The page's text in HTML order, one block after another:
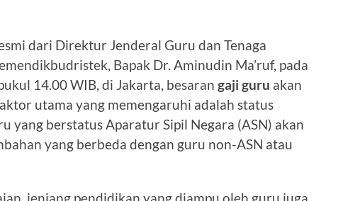
dari Direktur Jenderal Guru dan Tenaga
Bapak Dr. Aminudin Ma’ruf, pada
14.00 WIB, di Jakarta, besaran gaji guru akan
utama yang memengaruhi adalah status
yang berstatus Aparatur Sipil Negara (ASN) akan
yang berbeda dengan guru non-ASN atau
jenjang pendidikan yang diampu oleh guru juga